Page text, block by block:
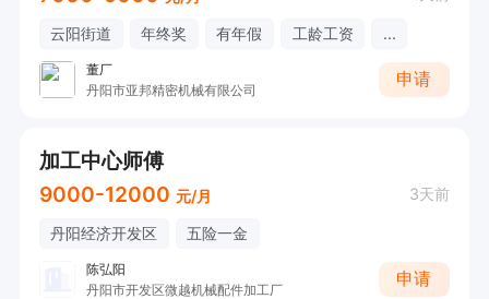
云阳街道 年终奖 有年假 工龄工资 ...
董厂
丹阳市亚邦精密机械有限公司
申请
加工中心师傅
9000-12000 元/月 3天前
丹阳经济开发区 五险一金
陈弘阳
丹阳市开发区微越机械配件加工厂
申请